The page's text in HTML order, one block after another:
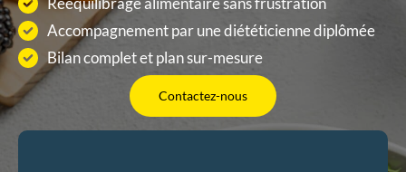
Accompagnement par une diététicienne diplômée
Bilan complet et plan sur-mesure
Contactez-nous